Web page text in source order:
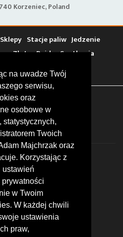
na uwadze Twój
serwisu,
oraz
osobowe w
statystycznych,
Twoich
Majchrzak oraz
Korzystając z
ustawień
w Twoim
W każdej chwili
ustawienia
praw,
Poland
Sklepy Stacje paliw Jedzenie
Zloty Rajdy Spotkania